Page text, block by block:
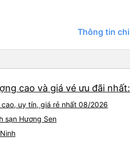
Thông tin
cao và giá vé ưu đãi
uy tín, giá rẻ nhất 08/2026
sạn Hương Sen